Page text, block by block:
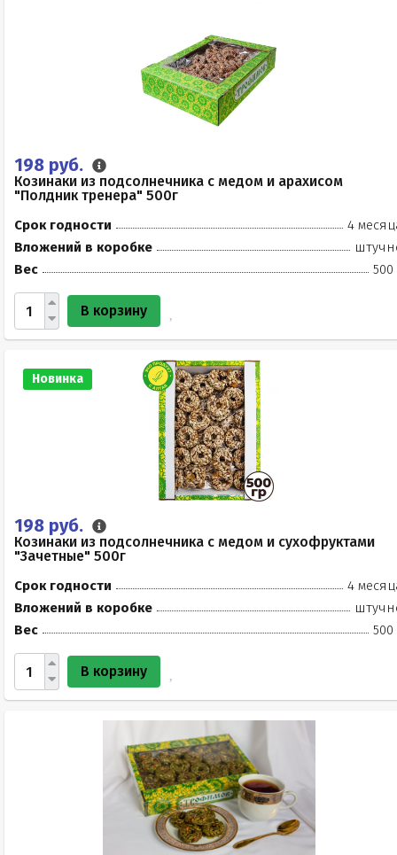
198 руб.
Козинаки из подсолнечника с медом и арахисом
"Полдник тренера" 500г
Срок годности
4
Вложений в коробке
Вес
500
В корзину
Новинка
198 руб.
Козинаки из подсолнечника с медом и сухофруктами
"Зачетные" 500г
Срок годности
4
Вложений в коробке
Вес
500
В корзину